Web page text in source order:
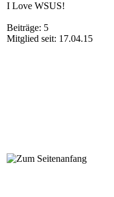
I Love WSUS!
Beiträge: 5
Mitglied seit: 17.04.15